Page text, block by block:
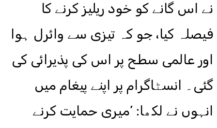
نے اس گانے کو خود ریلیز کرنے کا
فیصلہ کیا، جو کہ تیزی سے وائرل ہوا
اور عالمی سطح پر اس کی پذیرائی کی
گئی۔ انسٹاگرام پر اپنے پیغام میں
انہوں نے لکھا: ’میری حمایت کرنے